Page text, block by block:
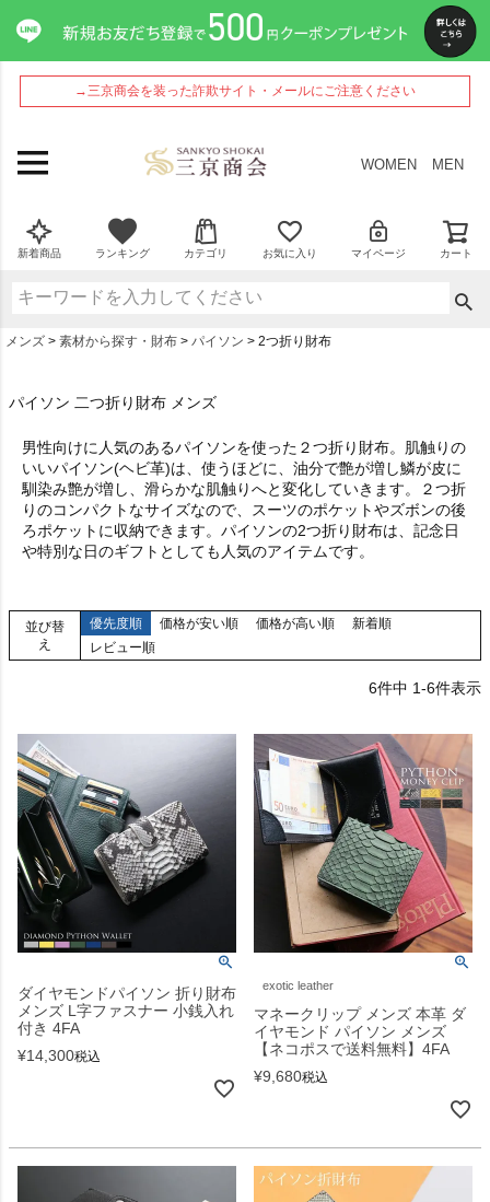
→三京商会を装った詐欺サイト・メールにご注意ください
WOMEN MEN
新着商品 ランキング カテゴリ お気に入り マイページ カート
メンズ 素材から探す・財布 パイソン 2つ折り財布
パイソン 二つ折り財布 メンズ
男性向けに人気のあるパイソンを使った２つ折り財布。肌触りの
いいパイソン(ヘビ革)は、使うほどに、油分で艶が増し鱗が皮に
馴染み艶が増し、滑らかな肌触りへと変化していきます。２つ折
りのコンパクトなサイズなので、スーツのポケットやズボンの後
ろポケットに収納できます。パイソンの2つ折り財布は、記念日
や特別な日のギフトとしても人気のアイテムです。
並び替
え
優先度順 価格が安い順 価格が高い順
新着順
レビュー順
6件中 1-6件表示
ダイヤモンドパイソン 折り財布
メンズ L字ファスナー 小銭入れ
付き 4FA
¥14,300税込
exotic leather
マネークリップ メンズ 本革 ダ
イヤモンド パイソン メンズ
【ネコポスで送料無料】4FA
¥9,680税込